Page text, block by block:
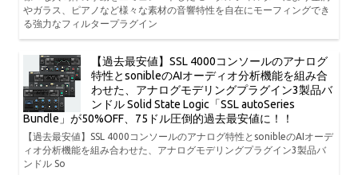
やガラス、ピアノなど様々な素材の音響特性を自在にモーフィングでき
る強力なフィルタープラグイン
【過去最安値】SSL 4000コンソールのアナログ
特性とsonibleのAIオーディオ分析機能を組み合
わせた、アナログモデリングプラグイン3製品バ
ンドル Solid State Logic「SSL autoSeries
Bundle」が50%OFF、75ドル圧倒的過去最安値に！！
【過去最安値】SSL 4000コンソールのアナログ特性とsonibleのAIオーデ
ィオ分析機能を組み合わせた、アナログモデリングプラグイン3製品バ
ンドル So